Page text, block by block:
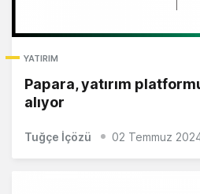
YATIRIM
Papara, yatırım
alıyor
Tuğçe İçözü 02 Temmuz